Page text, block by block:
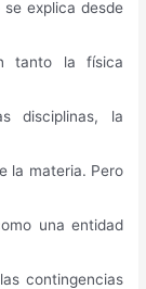
explica desde
tanto la física
disciplinas, la
la materia. Pero
una entidad
contingencias